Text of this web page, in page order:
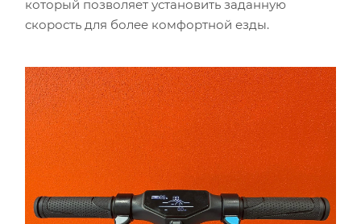
который позволяет установить заданную
скорость для более комфортной езды.